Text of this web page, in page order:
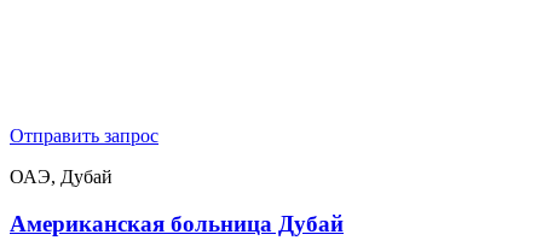
Отправить запрос
ОАЭ, Дубай
Американская больница Дубай